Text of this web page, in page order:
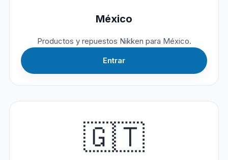
México
Productos y repuestos Nikken para México.
Entrar
🇬🇹